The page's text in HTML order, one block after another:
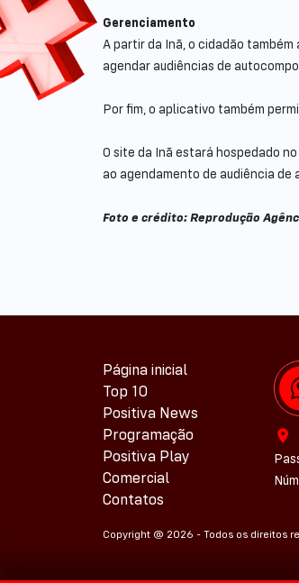
Gerenciamento
A partir da Inã, o cidadão
agendar audiências de
Por fim, o aplicativo também
O site da Inã estará hospedado
ao agendamento de audiência
Foto e crédito: Reprodução
Página inicial
Top 10
Positiva News
Programação
Positiva Play
Comercial
Contatos
Copyright @ 2026 - Todos os direitos